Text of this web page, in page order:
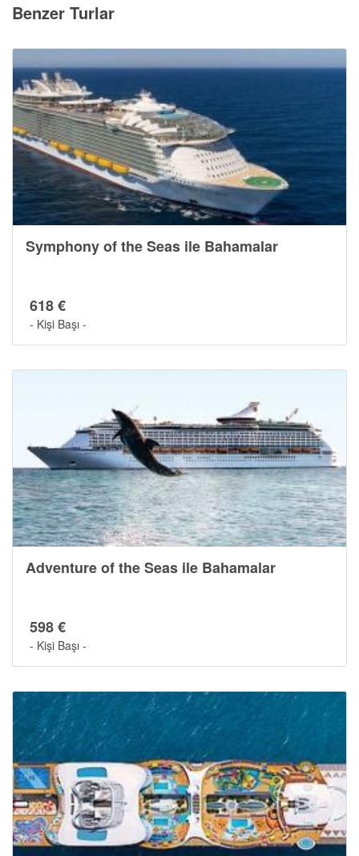
Benzer Turlar
Symphony of the Seas ile Bahamalar
618 €
- Kişi Başı -
Adventure of the Seas ile Bahamalar
598 €
- Kişi Başı -